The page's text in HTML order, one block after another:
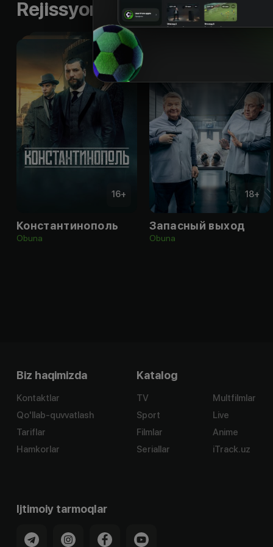
Rejissyorning boshqa ishlari
16+
Константинополь
Obuna
18+
Запасный выход
Obuna
Biz haqimizda
Kontaktlar
Qo'llab-quvvatlash
Tariflar
Hamkorlar
Katalog
TV
Sport
Filmlar
Seriallar
Multfilmlar
Live
Anime
iTrack.uz
Ijtimoiy tarmoqlar